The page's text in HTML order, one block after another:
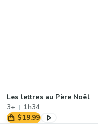
Les lettres au Père Noël
3+
1h34
$19.99